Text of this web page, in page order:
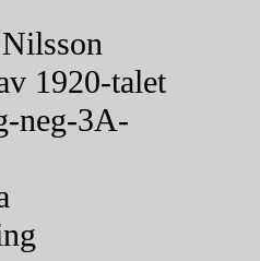
1920-talet
neg-3A-